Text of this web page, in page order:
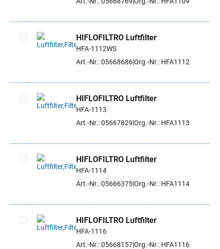
Artikel auswählen
HIFLOFILTRO Luftfilter
HFA-1112WS
Art.-Nr.: 05668686Org.-Nr.: HFA1112
Artikel auswählen
HIFLOFILTRO Luftfilter
HFA-1113
Art.-Nr.: 05667829 Org.-Nr.: HFA1113
Artikel auswählen
HIFLOFILTRO Luftfilter
HFA-1114
Art.-Nr.: 05666375Org.-Nr.: HFA1114
Artikel auswählen
HIFLOFILTRO Luftfilter
HFA-1116
Art.-Nr.: 05668157Org.-Nr.: HFA1116